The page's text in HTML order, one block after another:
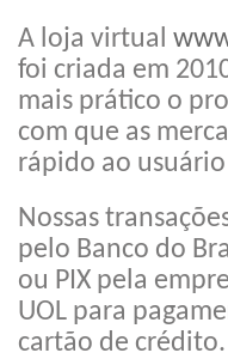
A loja virtual
foi criada em
mais prático o
com que as
rápido ao
Nossas
pelo Banco do
ou PIX pela
UOL para
cartão de crédito.